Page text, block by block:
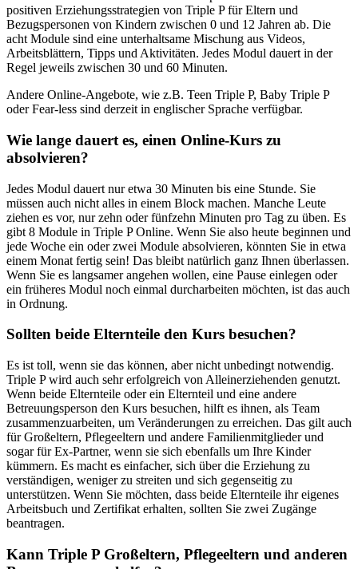
positiven Erziehungsstrategien von Triple P für Eltern und
Bezugspersonen von Kindern zwischen 0 und 12 Jahren ab. Die
acht Module sind eine unterhaltsame Mischung aus Videos,
Arbeitsblättern, Tipps und Aktivitäten. Jedes Modul dauert in der
Regel jeweils zwischen 30 und 60 Minuten.
Andere Online-Angebote, wie z.B. Teen Triple P, Baby Triple P
oder Fear-less sind derzeit in englischer Sprache verfügbar.
Wie lange dauert es, einen Online-Kurs zu
absolvieren?
Jedes Modul dauert nur etwa 30 Minuten bis eine Stunde. Sie
müssen auch nicht alles in einem Block machen. Manche Leute
ziehen es vor, nur zehn oder fünfzehn Minuten pro Tag zu üben. Es
gibt 8 Module in Triple P Online. Wenn Sie also heute beginnen und
jede Woche ein oder zwei Module absolvieren, könnten Sie in etwa
einem Monat fertig sein! Das bleibt natürlich ganz Ihnen überlassen.
Wenn Sie es langsamer angehen wollen, eine Pause einlegen oder
ein früheres Modul noch einmal durcharbeiten möchten, ist das auch
in Ordnung.
Sollten beide Elternteile den Kurs besuchen?
Es ist toll, wenn sie das können, aber nicht unbedingt notwendig.
Triple P wird auch sehr erfolgreich von Alleinerziehenden genutzt.
Wenn beide Elternteile oder ein Elternteil und eine andere
Betreuungsperson den Kurs besuchen, hilft es ihnen, als Team
zusammenzuarbeiten, um Veränderungen zu erreichen. Das gilt auch
für Großeltern, Pflegeeltern und andere Familienmitglieder und
sogar für Ex-Partner, wenn sie sich ebenfalls um Ihre Kinder
kümmern. Es macht es einfacher, sich über die Erziehung zu
verständigen, weniger zu streiten und sich gegenseitig zu
unterstützen. Wenn Sie möchten, dass beide Elternteile ihr eigenes
Arbeitsbuch und Zertifikat erhalten, sollten Sie zwei Zugänge
beantragen.
Kann Triple P Großeltern, Pflegeeltern und anderen